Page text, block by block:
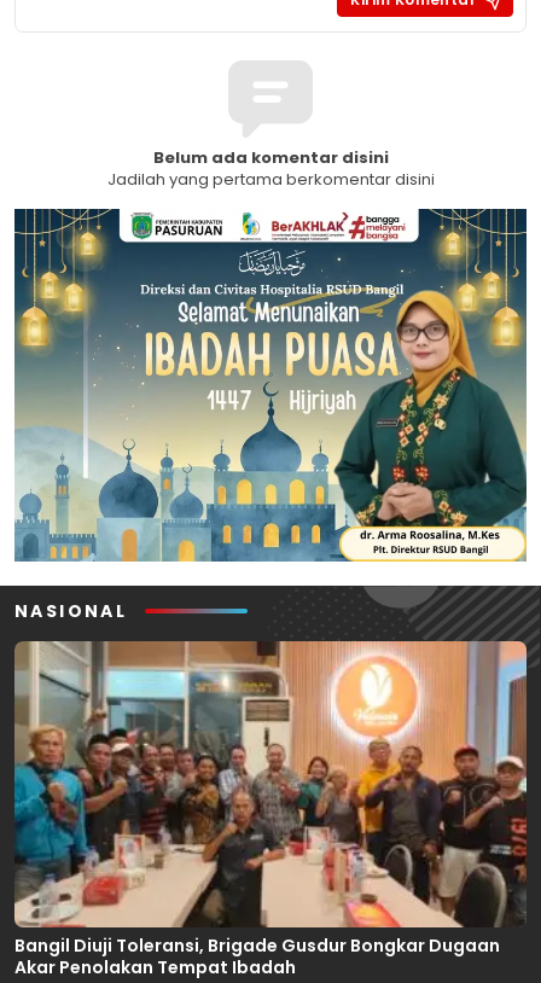
Belum ada komentar disini
Jadilah yang pertama berkomentar disini
NASIONAL
Bangil Diuji Toleransi, Brigade Gusdur Bongkar Dugaan
Akar Penolakan Tempat Ibadah